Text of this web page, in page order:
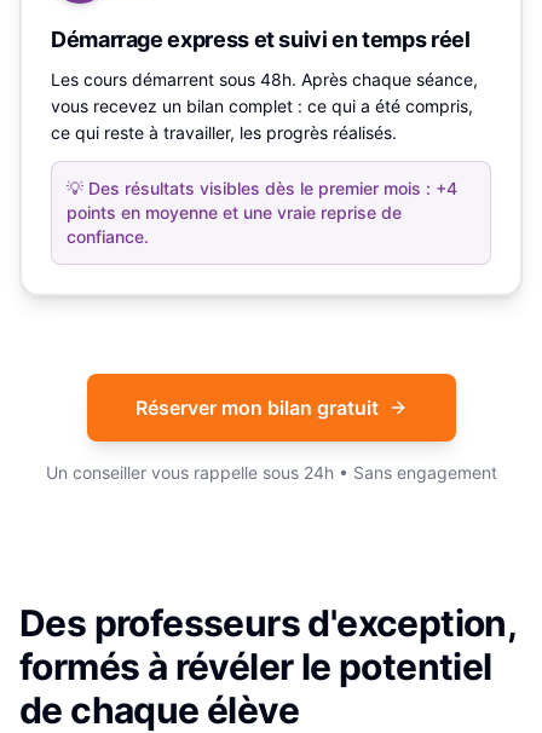
Démarrage express et suivi en temps réel
Les cours démarrent sous 48h. Après chaque séance,
vous recevez un bilan complet : ce qui a été compris,
ce qui reste à travailler, les progrès réalisés.
💡 Des résultats visibles dès le premier mois : +4
points en moyenne et une vraie reprise de
confiance.
Réserver mon bilan gratuit
Un conseiller vous rappelle sous 24h • Sans engagement
Des professeurs d'exception,
formés à révéler le potentiel
de chaque élève